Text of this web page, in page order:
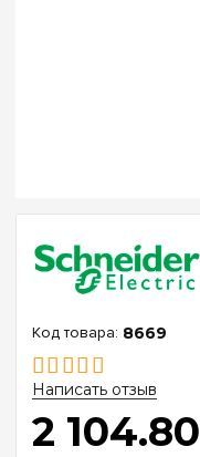
8669
Написать отзыв
2 104.80